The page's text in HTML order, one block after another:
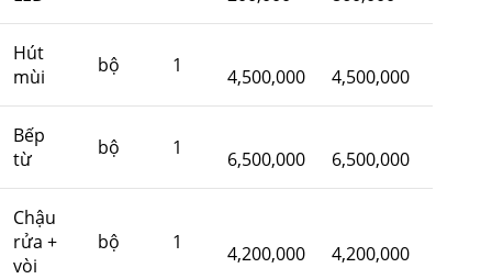
Hút
mùi
bộ 1 4,500,000 4,500,000
Bếp
từ
bộ 1 6,500,000 6,500,000
Chậu
rửa +
vòi
bộ 1 4,200,000 4,200,000